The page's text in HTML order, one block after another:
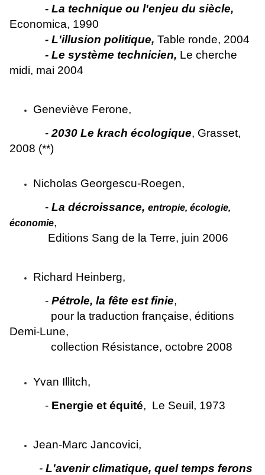
- La technique ou l'enjeu du siècle,
Economica, 1990
- L'illusion politique, Table ronde, 2004
- Le système technicien, Le cherche
midi, mai 2004
Geneviève Ferone,
- 2030 Le krach écologique, Grasset,
2008 (**)
Nicholas Georgescu-Roegen,
- La décroissance, entropie, écologie,
économie,
Editions Sang de la Terre, juin 2006
Richard Heinberg,
- Pétrole, la fête est finie,
pour la traduction française, éditions
Demi-Lune,
collection Résistance, octobre 2008
Yvan Illitch,
- Energie et équité, Le Seuil, 1973
Jean-Marc Jancovici,
- L'avenir climatique, quel temps ferons